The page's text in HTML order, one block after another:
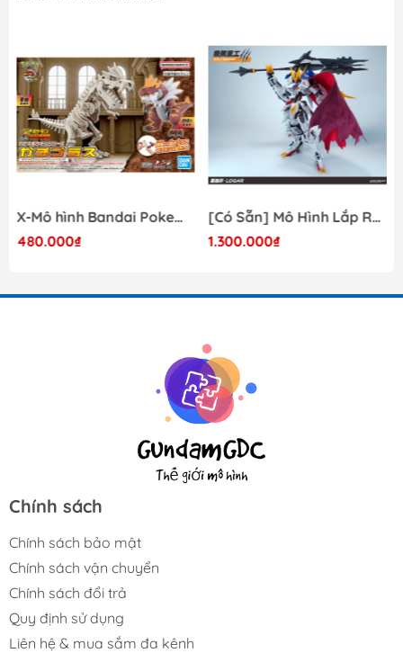
X-Mô hình Bandai Pokemon PLAMO COLLECTION Fossil Pokemon Series Tyrantrum
480.000₫
[Có Sẵn] Mô Hình Lắp Ráp 1/60 Barbatos Logar Wolf Remains Meavy Industries
1.300.000₫
Chính sách
Chính sách bảo mật
Chính sách vận chuyển
Chính sách đổi trả
Quy định sử dụng
Liên hệ & mua sắm đa kênh